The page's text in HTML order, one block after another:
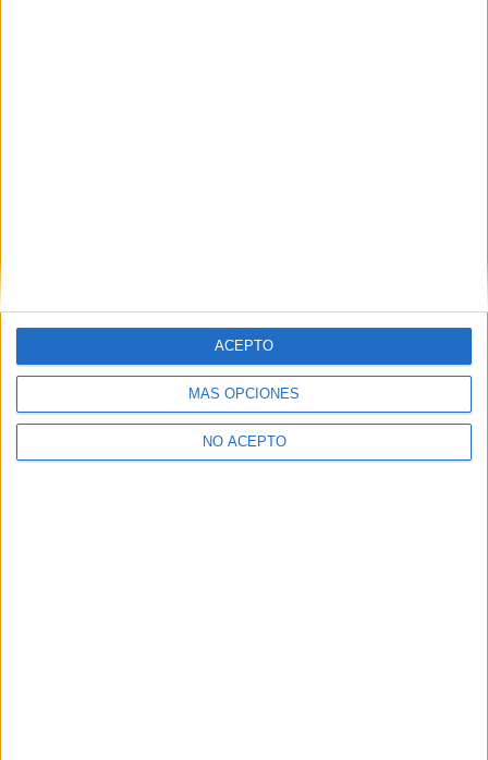
MÁS OPCIONES
NO ACEPTO
ACEPTO
Y como regalo de agradecimiento, por registrarte te daremos
gratis una copia de nuestro ebook con 100 consejos para tu
primer año de universidad